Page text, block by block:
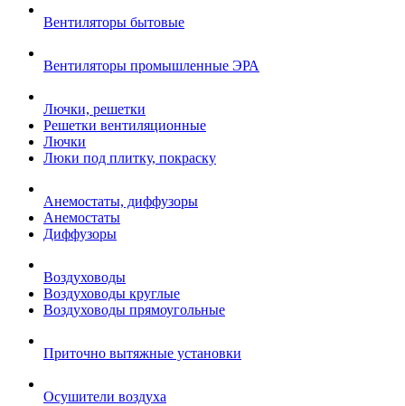
Вентиляторы бытовые
Вентиляторы промышленные ЭРА
Лючки, решетки
Решетки вентиляционные
Лючки
Люки под плитку, покраску
Анемостаты, диффузоры
Анемостаты
Диффузоры
Воздуховоды
Воздуховоды круглые
Воздуховоды прямоугольные
Приточно вытяжные установки
Осушители воздуха